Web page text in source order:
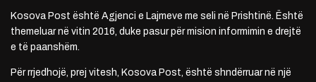
Kosova Post është Agjenci e Lajmeve me seli në Prishtinë. Është
themeluar në vitin 2016, duke pasur për mision informimin e drejtë
e të paanshëm.
Për rrjedhojë, prej vitesh, Kosova Post, është shndërruar në një